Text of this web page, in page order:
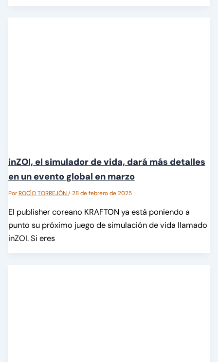
inZOI, el simulador de vida, dará más detalles
en un evento global en marzo
PorROCÍO TORREJÓN/28 de febrero de 2025
El publisher coreano KRAFTON ya está poniendo a
punto su próximo juego de simulación de vida llamado
inZOI. Si eres